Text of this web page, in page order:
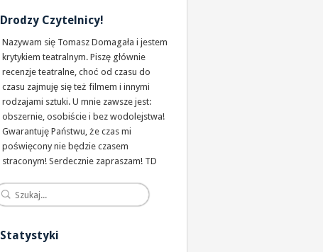
Drodzy Czytelnicy!
Nazywam się Tomasz Domagała i jestem
krytykiem teatralnym. Piszę głównie
recenzje teatralne, choć od czasu do
czasu zajmuję się też filmem i innymi
rodzajami sztuki. U mnie zawsze jest:
obszernie, osobiście i bez wodolejstwa!
Gwarantuję Państwu, że czas mi
poświęcony nie będzie czasem
straconym! Serdecznie zapraszam! TD
Statystyki